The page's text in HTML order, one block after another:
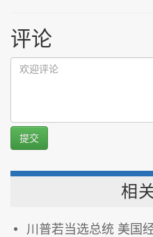
评论
提交
相
川普若当选总统 美国